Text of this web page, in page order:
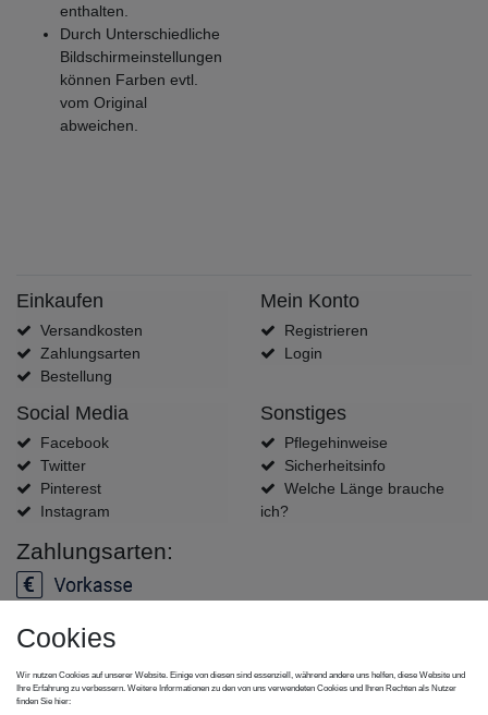
enthalten.
Durch Unterschiedliche
Bildschirmeinstellungen
können Farben evtl.
vom Original
abweichen.
Einkaufen
Versandkosten
Zahlungsarten
Bestellung
Mein Konto
Registrieren
Login
Social Media
Facebook
Twitter
Pinterest
Instagram
Sonstiges
Pflegehinweise
Sicherheitsinfo
Welche Länge brauche
ich?
Zahlungsarten:
Versanddienstleister:
Cookies
Wir nutzen Cookies auf unserer Website. Einige von diesen sind essenziell, während andere uns helfen, diese Website und
Ihre Erfahrung zu verbessern. Weitere Informationen zu den von uns verwendeten Cookies und Ihren Rechten als Nutzer
finden Sie hier: